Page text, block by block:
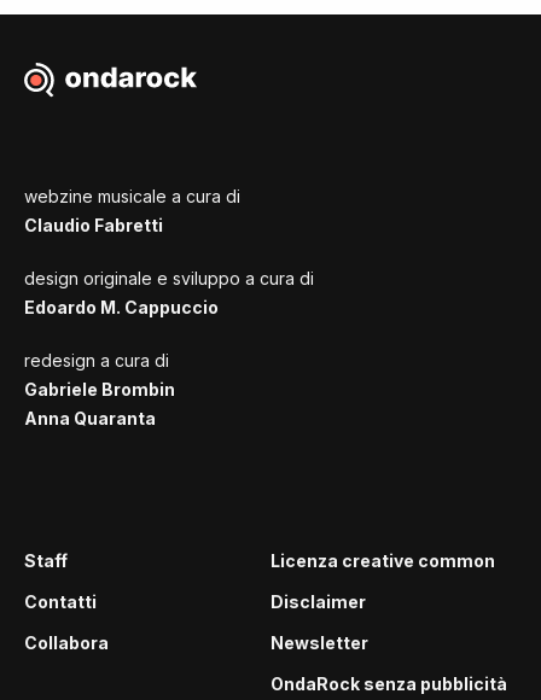
webzine musicale a cura di
Claudio Fabretti
design originale e sviluppo a cura di
Edoardo M. Cappuccio
redesign a cura di
Gabriele Brombin
Anna Quaranta
Staff
Contatti
Collabora
Licenza creative common
Disclaimer
Newsletter
OndaRock senza pubblicità